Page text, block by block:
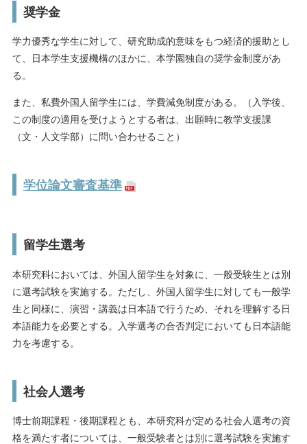
奨学金
学力優秀な学生に対して、研究助成的意味をもつ経済的援助とし
て、日本学生支援機構のほかに、本学園独自の奨学金制度があ
る。
また、私費外国人留学生には、学費減免制度がある。（入学後、
この制度の適用を受けようとする者は、出願時に教学支援課
（文・人文学部）に問い合わせること）
学位論文審査基準
留学生選考
本研究科においては、外国人留学生を対象に、一般受験生とは別
に選考試験を実施する。ただし、外国人留学生に対しても一般学
生と同様に、演習・講義は日本語で行うため、それを理解する日
本語能力を必要とする。入学選考の合否判定においても日本語能
力を考慮する。
社会人選考
博士前期課程・後期課程とも、本研究科が定める社会人選考の資
格を満たす者については、一般受験者とは別に選考試験を実施す